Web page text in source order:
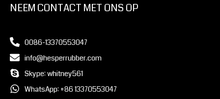
NEEM CONTACT MET ONS OP
0086-13370553047
info@hesperrubber.com
Skype: whitney561
WhatsApp: +86 13370553047